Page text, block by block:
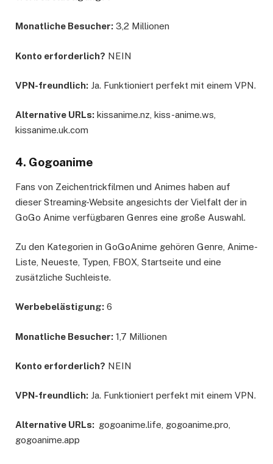
Monatliche Besucher: 3,2 Millionen
Konto erforderlich? NEIN
VPN-freundlich: Ja. Funktioniert perfekt mit einem VPN.
Alternative URLs: kissanime.nz, kiss-anime.ws,
kissanime.uk.com
4. Gogoanime
Fans von Zeichentrickfilmen und Animes haben auf
dieser Streaming-Website angesichts der Vielfalt der in
GoGo Anime verfügbaren Genres eine große Auswahl.
Zu den Kategorien in GoGoAnime gehören Genre, Anime-
Liste, Neueste, Typen, FBOX, Startseite und eine
zusätzliche Suchleiste.
Werbebelästigung: 6
Monatliche Besucher: 1,7 Millionen
Konto erforderlich? NEIN
VPN-freundlich: Ja. Funktioniert perfekt mit einem VPN.
Alternative URLs: gogoanime.life, gogoanime.pro,
gogoanime.app